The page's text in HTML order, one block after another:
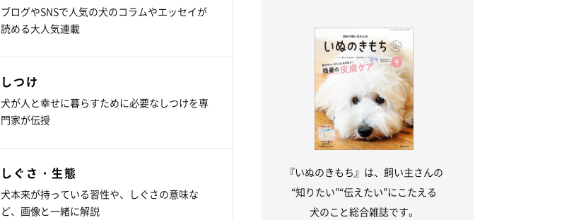
ブログやSNSで人気の犬のコラムやエッセイが
読める大人気連載
しつけ
犬が人と幸せに暮らすために必要なしつけを専
門家が伝授
しぐさ・生態
犬本来が持っている習性や、しぐさの意味な
ど、画像と一緒に解説
『いぬのきもち』は、飼い主さんの
“知りたい”“伝えたい”にこたえる
犬のこと総合雑誌です。